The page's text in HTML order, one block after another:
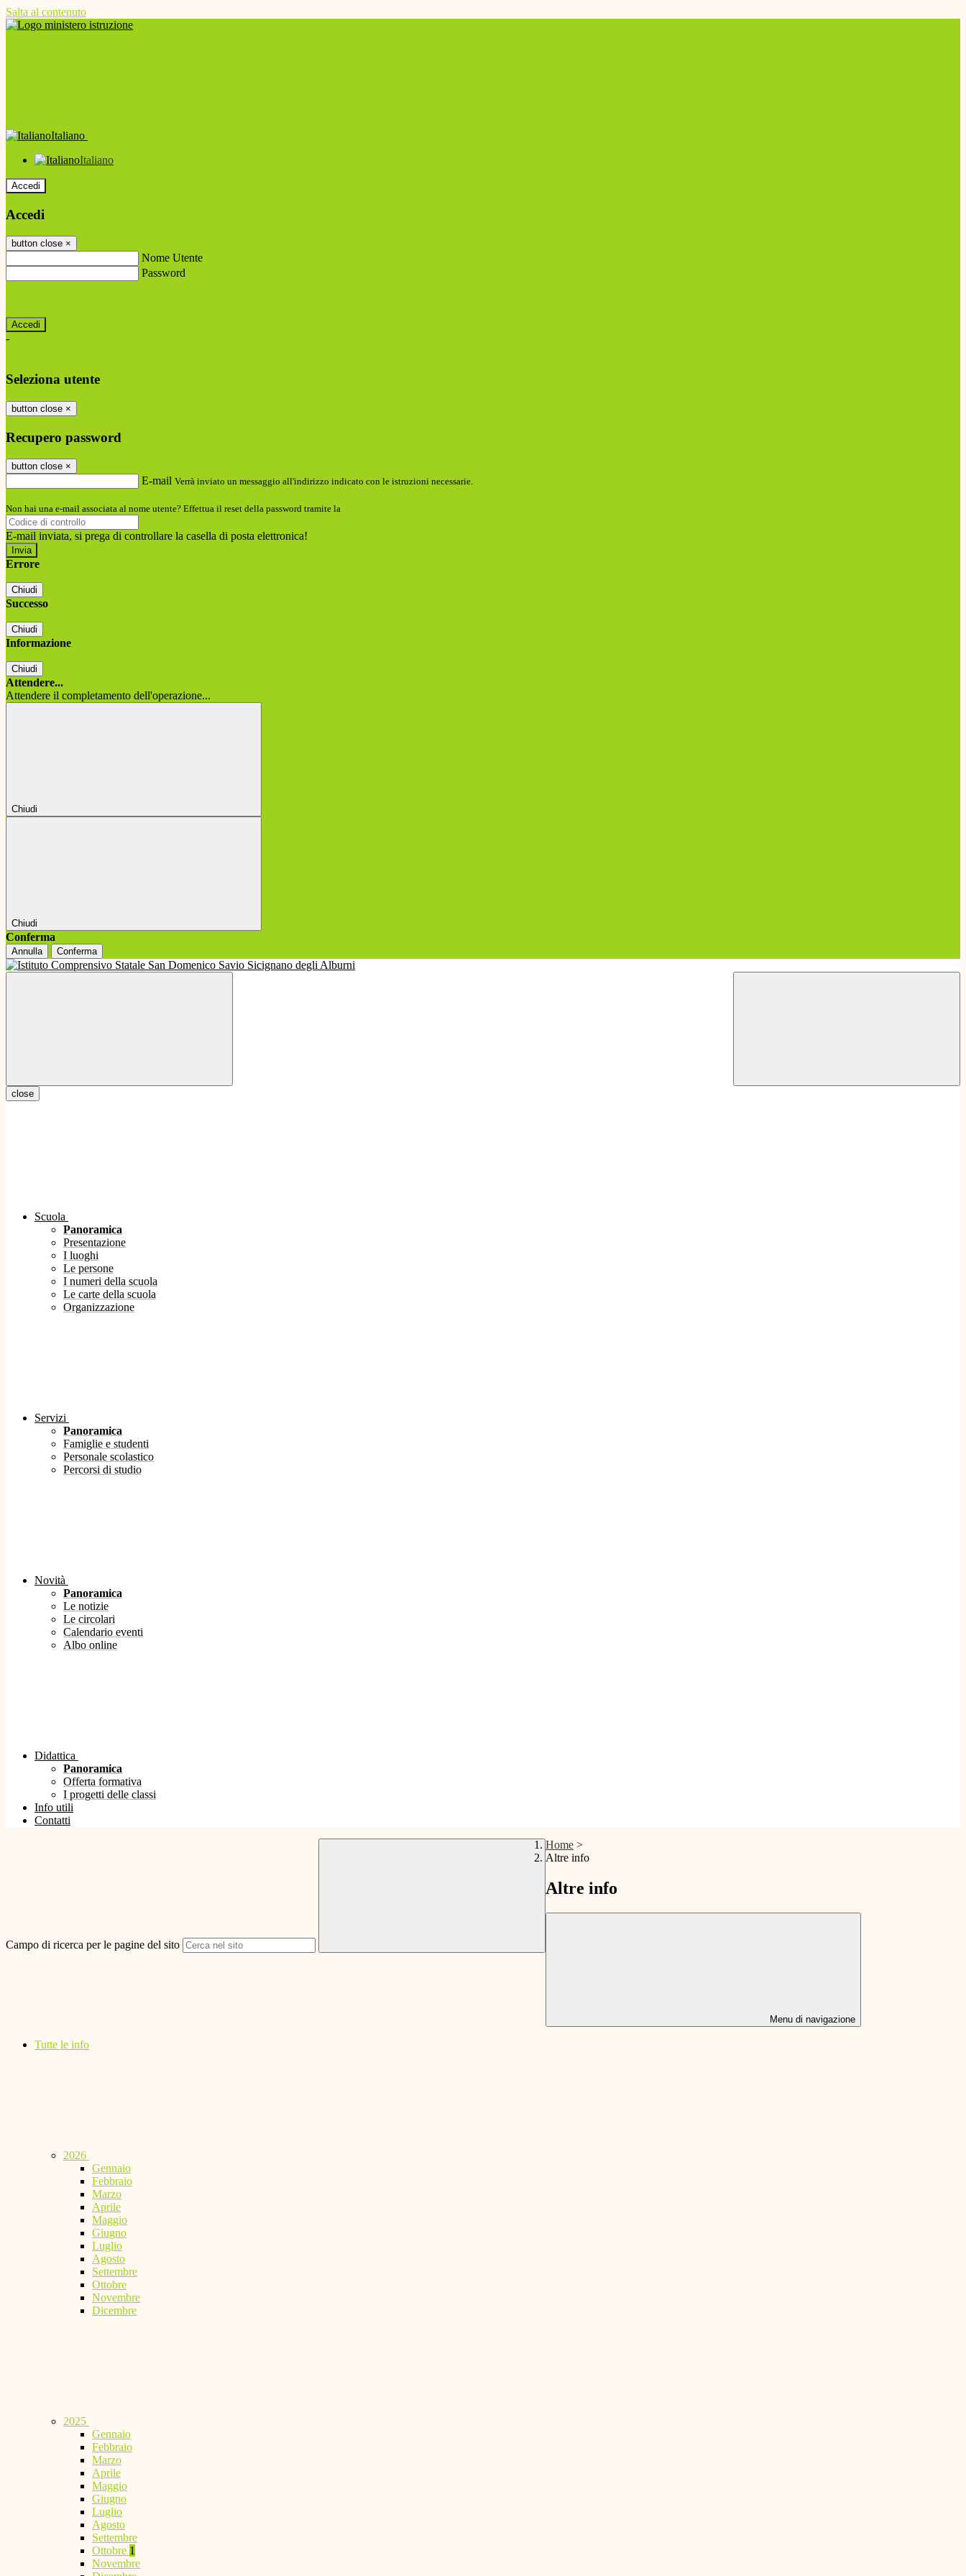
Salta al contenuto
Italiano
Italiano
Accedi
Accedi
button close ×
Nome Utente
Password
-
Seleziona utente
button close ×
Recupero password
button close ×
E-mail Verrà inviato un messaggio all'indirizzo indicato con le istruzioni necessarie.
Non hai una e-mail associata al nome utente? Effettua il reset della password tramite la
E-mail inviata, si prega di controllare la casella di posta elettronica!
Errore
Chiudi
Successo
Chiudi
Informazione
Chiudi
Attendere...
Attendere il completamento dell'operazione...
Chiudi
Chiudi
Conferma
Annulla Conferma
close
Scuola
Panoramica
Presentazione
I luoghi
Le persone
I numeri della scuola
Le carte della scuola
Organizzazione
Servizi
Panoramica
Famiglie e studenti
Personale scolastico
Percorsi di studio
Novità
Panoramica
Le notizie
Le circolari
Calendario eventi
Albo online
Didattica
Panoramica
Offerta formativa
I progetti delle classi
Info utili
Contatti
Campo di ricerca per le pagine del sito
Home >
Altre info
Altre info
Menu di navigazione
Tutte le info
2026
Gennaio
Febbraio
Marzo
Aprile
Maggio
Giugno
Luglio
Agosto
Settembre
Ottobre
Novembre
Dicembre
2025
Gennaio
Febbraio
Marzo
Aprile
Maggio
Giugno
Luglio
Agosto
Settembre
Ottobre 1
Novembre